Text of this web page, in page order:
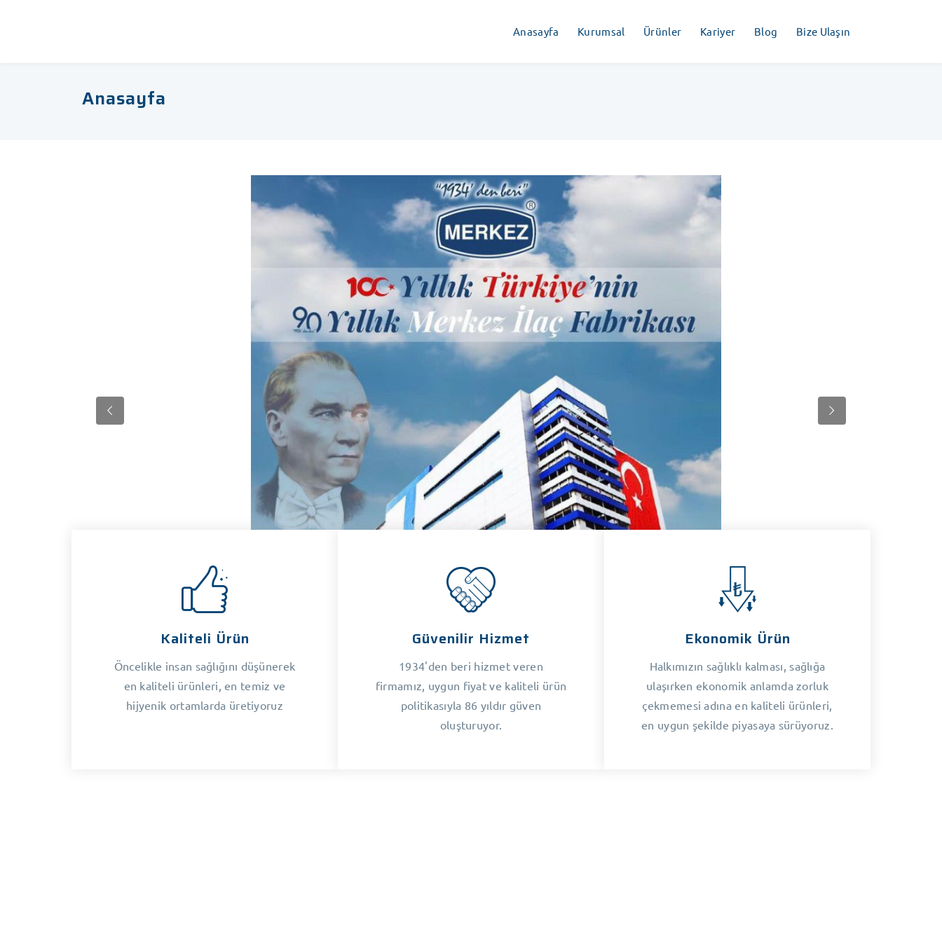
Anasayfa Kurumsal Ürünler Kariyer Blog Bize Ulaşın
Anasayfa
Kaliteli Ürün
Öncelikle insan sağlığını düşünerek
en kaliteli ürünleri, en temiz ve
hijyenik ortamlarda üretiyoruz
Güvenilir Hizmet
1934'den beri hizmet veren
firmamız, uygun fiyat ve kaliteli ürün
politikasıyla 86 yıldır güven
oluşturuyor.
Ekonomik Ürün
Halkımızın sağlıklı kalması, sağlığa
ulaşırken ekonomik anlamda zorluk
çekmemesi adına en kaliteli ürünleri,
en uygun şekilde piyasaya sürüyoruz.